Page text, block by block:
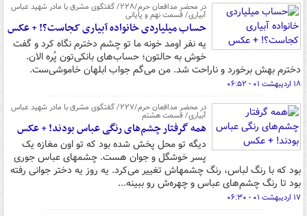
در محضر مدافعان حرم/۲۲۸/ گفتگوی مشرق با مادر شهید عباس
آبیاری/ قسمت نهم و پایانی
حساب میلیاردی خانواده آبیاری کجاست؟! + عکس
یه نفر اومد خونه ما تو چشم دخترم نگاه کرد و گفت
خوش به حالتون؛ حساب‌های بانکی‌تون پُره الان.
دخترم بهش برخورد و ناراحت شد. من می‌گم جواب ابلهان خاموشی‌ست.
۱۸ اردیبهشت ۰۱ - ۰۶:۵۲
در محضر مدافعان حرم/۲۲۷/ گفتگوی مشرق با مادر شهید عباس
آبیاری/ قسمت هشتم
همه گرفتار چشم‌های رنگی عباس بودند! + عکس
دیگه تو محل پخش شده بود که تو اون مغازه یک
پسر خوشگل و جوان هست. چشمهای عباس جوری
بود که با رنگ لباس، رنگ چشمهاش تغییر می‌کرد. یه روز یه دختر جوانی رفته
بود تا رنگ چشم‌های عباس و چهره‌ش رو ببینه...
۱۷ اردیبهشت ۰۱ - ۰۶:۳۰